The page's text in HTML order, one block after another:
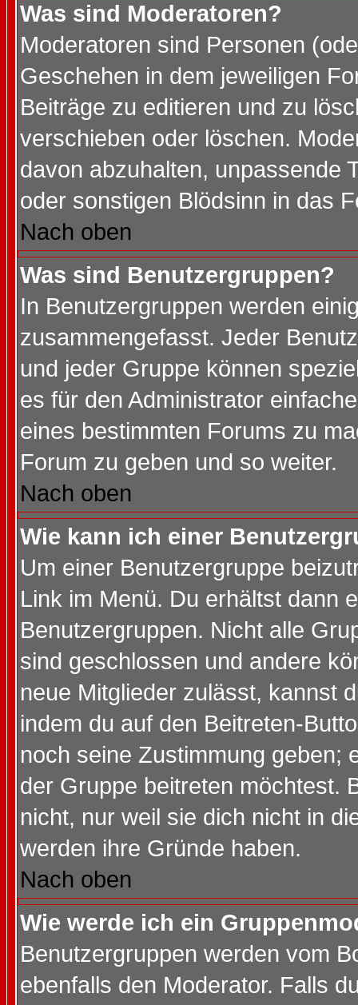
Was sind Moderatoren?
Moderatoren sind Personen
Geschehen in dem jeweiligen
Beiträge zu editieren und zu
verschieben oder löschen.
davon abzuhalten, unpassende
oder sonstigen Blödsinn in das
Nach oben
Was sind Benutzergruppen?
In Benutzergruppen werden
zusammengefasst. Jeder
und jeder Gruppe können
es für den Administrator
eines bestimmten Forums zu
Forum zu geben und so weiter.
Nach oben
Wie kann ich einer
Um einer Benutzergruppe
Link im Menü. Du erhältst dann
Benutzergruppen. Nicht alle
sind geschlossen und andere
neue Mitglieder zulässt, kannst
indem du auf den Beitreten-
noch seine Zustimmung geben;
der Gruppe beitreten möchtest.
nicht, nur weil sie dich nicht in
werden ihre Gründe haben.
Nach oben
Wie werde ich ein
Benutzergruppen werden vom
ebenfalls den Moderator. Falls